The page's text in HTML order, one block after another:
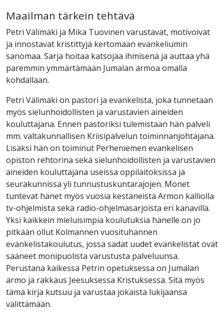
Maailman tärkein tehtävä
Petri Välimäki ja Mika Tuovinen varustavat, motivoivat
ja innostavat kristittyjä kertomaan evankeliumin
sanomaa. Sarja hoitaa katsojaa ihmisenä ja auttaa yhä
paremmin ymmärtämään Jumalan armoa omalla
kohdallaan.
Petri Välimäki on pastori ja evankelista, joka tunnetaan
myös sielunhoidollisten ja varustavien aineiden
kouluttajana. Ennen pastoriksi tulemistaan hän palveli
mm. valtakunnallisen Kriisipalvelun toiminnanjohtajana.
Lisäksi hän on toiminut Perheniemen evankelisen
opiston rehtorina sekä sielunhoidollisten ja varustavien
aineiden kouluttajana useissa oppilaitoksissa ja
seurakunnissa yli tunnustuskuntarajojen. Monet
tuntevat hänet myös vuosia kestäneistä Armon kalliolla
tv-ohjelmista sekä radio-ohjelmasarjoista eri kanavilla.
Yksi kaikkein mieluisimpia koulutuksia hänelle on jo
pitkään ollut Kolmannen vuosituhannen
evankelistakoulutus, jossa sadat uudet evankelistat ovat
saaneet monipuolista varustusta palveluunsa.
Perustana kaikessa Petrin opetuksessa on Jumalan
armo ja rakkaus Jeesuksessa Kristuksessa. Sitä myös
tämä kirja kutsuu ja varustaa jokaista lukijaansa
välittämään.